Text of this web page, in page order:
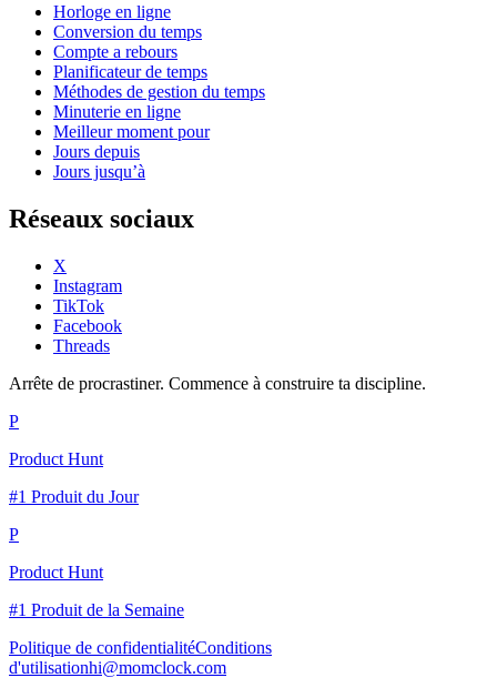
Horloge en ligne
Conversion du temps
Compte a rebours
Planificateur de temps
Méthodes de gestion du temps
Minuterie en ligne
Meilleur moment pour
Jours depuis
Jours jusqu’à
Réseaux sociaux
X
Instagram
TikTok
Facebook
Threads
Arrête de procrastiner. Commence à construire ta discipline.
P
Product Hunt
#1 Produit du Jour
P
Product Hunt
#1 Produit de la Semaine
Politique de confidentialitéConditions
d'utilisationhi@momclock.com